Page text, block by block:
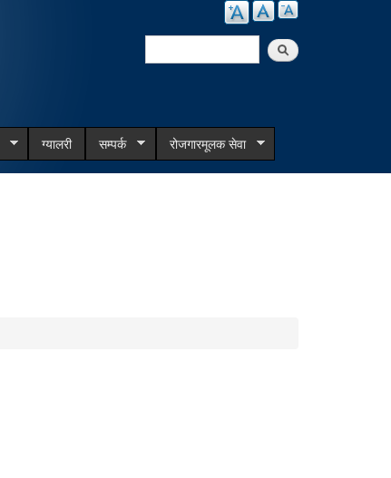
Search
ग्यालरी सम्पर्क रोजगारमूलक सेवा